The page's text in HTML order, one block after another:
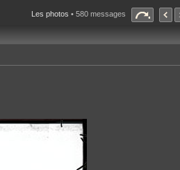
Les photos • 580 messages